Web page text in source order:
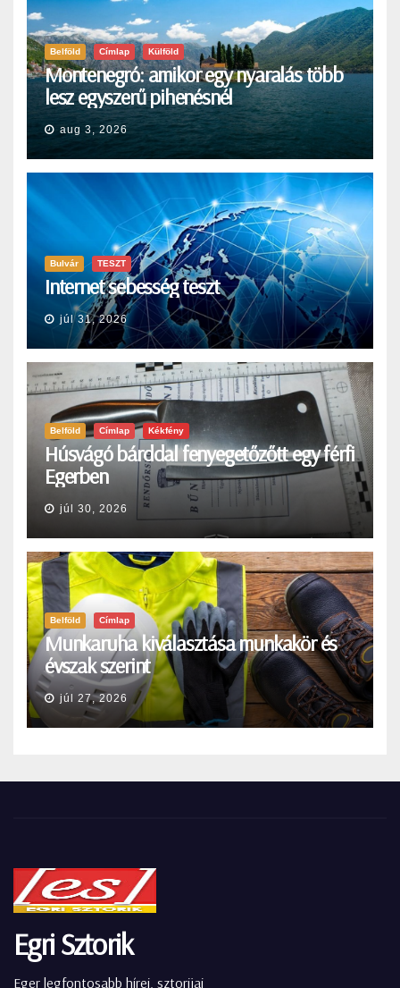
Belföld Címlap Külföld
Montenegró: amikor egy nyaralás több
lesz egyszerű pihenésnél
aug 3, 2026
Bulvár TESZT
Internet sebesség teszt
júl 31, 2026
Belföld Címlap Kékfény
Húsvágó bárddal fenyegetőzőtt egy férfi
Egerben
júl 30, 2026
Belföld Címlap
Munkaruha kiválasztása munkakör és
évszak szerint
júl 27, 2026
Egri Sztorik
Eger legfontosabb hírei, sztorijai